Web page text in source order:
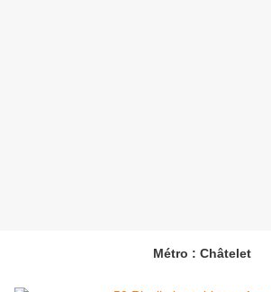
Métro : Châtelet